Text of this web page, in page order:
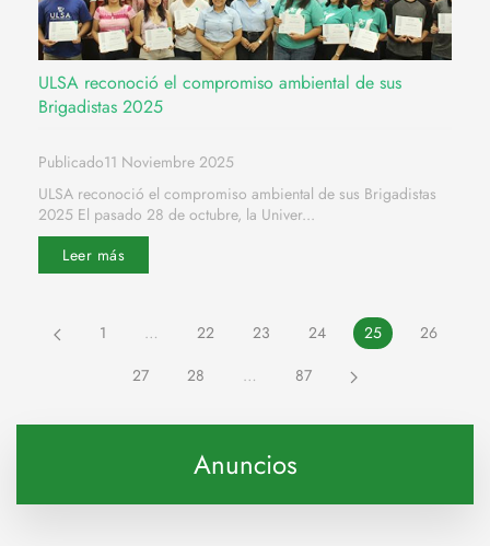
ULSA reconoció el compromiso ambiental de sus
Brigadistas 2025
Publicado11 Noviembre 2025
ULSA reconoció el compromiso ambiental de sus Brigadistas
2025 El pasado 28 de octubre, la Univer...
Leer más
1 … 22 23 24 25
26
27
28 … 87
Anuncios